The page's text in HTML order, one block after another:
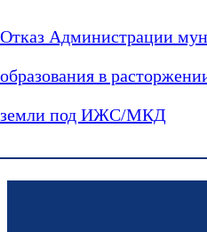
Отказ Администрации
образования в
земли под ИЖС/МКД